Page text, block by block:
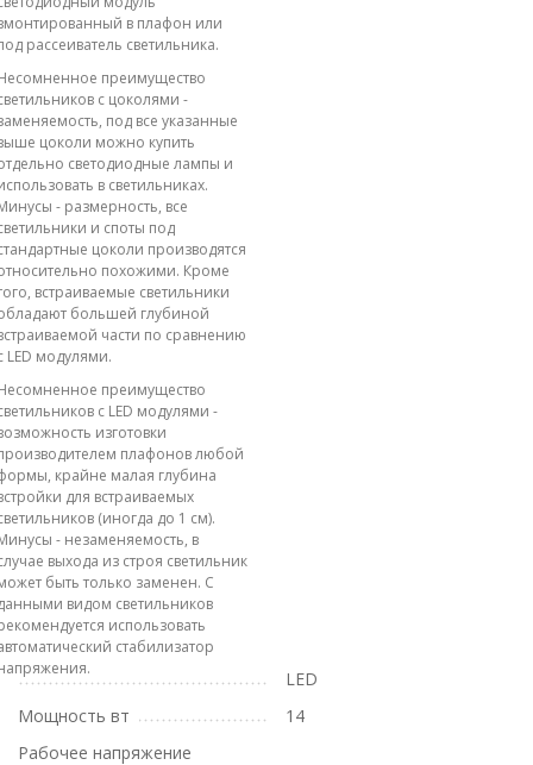
в плафон или
рассеиватель светильника.
преимущество
с цоколями -
под все указанные
цоколи можно купить
светодиодные лампы и
в светильниках.
- размерность, все
и споты под
цоколи производятся
похожими. Кроме
встраиваемые светильники
большей глубиной
части по сравнению
LED модулями.
преимущество
с LED модулями -
изготовки
плафонов любой
крайне малая глубина
для встраиваемых
(иногда до 1 см).
- незаменяемость, в
выхода из строя светильник
быть только заменен. С
видом светильников
использовать
стабилизатор
LED
Мощность вт
14
Рабочее напряжение